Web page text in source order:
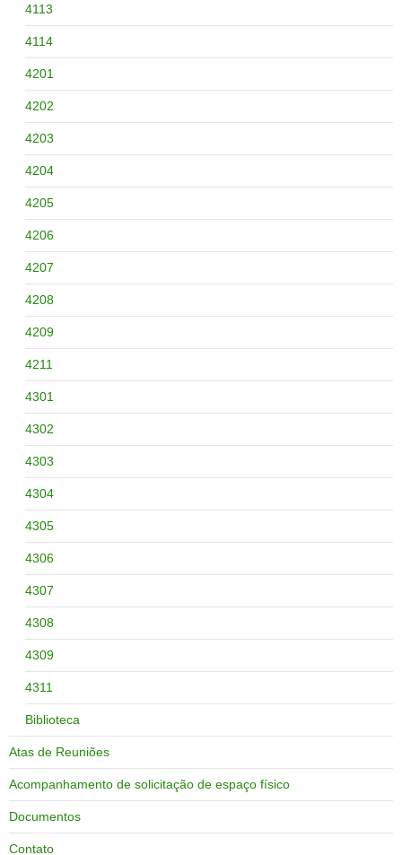
4113
4114
4201
4202
4203
4204
4205
4206
4207
4208
4209
4211
4301
4302
4303
4304
4305
4306
4307
4308
4309
4311
Biblioteca
Atas de Reuniões
Acompanhamento de solicitação de espaço físico
Documentos
Contato